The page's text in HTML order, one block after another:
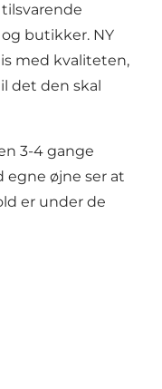
butikker. NY
med kvaliteten,
det den skal
3-4 gange
egne øjne ser at
er under de